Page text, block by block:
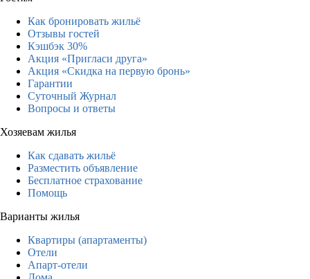
Как бронировать жильё
Отзывы гостей
Кэшбэк 30%
Акция «Пригласи друга»
Акция «Скидка на первую бронь»
Гарантии
Суточный Журнал
Вопросы и ответы
Хозяевам жилья
Как сдавать жильё
Разместить объявление
Бесплатное страхование
Помощь
Варианты жилья
Квартиры (апартаменты)
Отели
Апарт-отели